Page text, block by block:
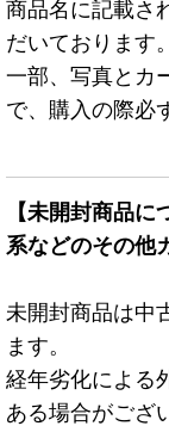
商品名に記載さ
だいております。
一部、写真とカ
で、購入の際必
【未開封商品
系などのその他
未開封商品は中
ます。
経年劣化による
ある場合がござ